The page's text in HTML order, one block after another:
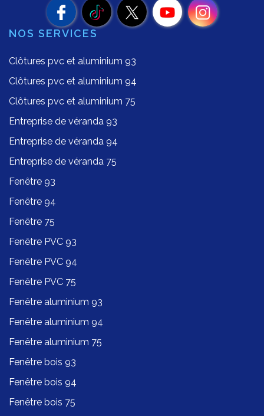
NOS SERVICES
Clôtures pvc et aluminium 93
Clôtures pvc et aluminium 94
Clôtures pvc et aluminium 75
Entreprise de véranda 93
Entreprise de véranda 94
Entreprise de véranda 75
Fenêtre 93
Fenêtre 94
Fenêtre 75
Fenêtre PVC 93
Fenêtre PVC 94
Fenêtre PVC 75
Fenêtre aluminium 93
Fenêtre aluminium 94
Fenêtre aluminium 75
Fenêtre bois 93
Fenêtre bois 94
Fenêtre bois 75